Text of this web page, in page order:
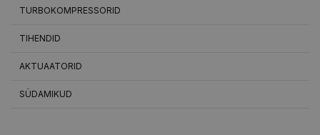
TURBOKOMPRESSORID
TIHENDID
AKTUAATORID
SÜDAMIKUD